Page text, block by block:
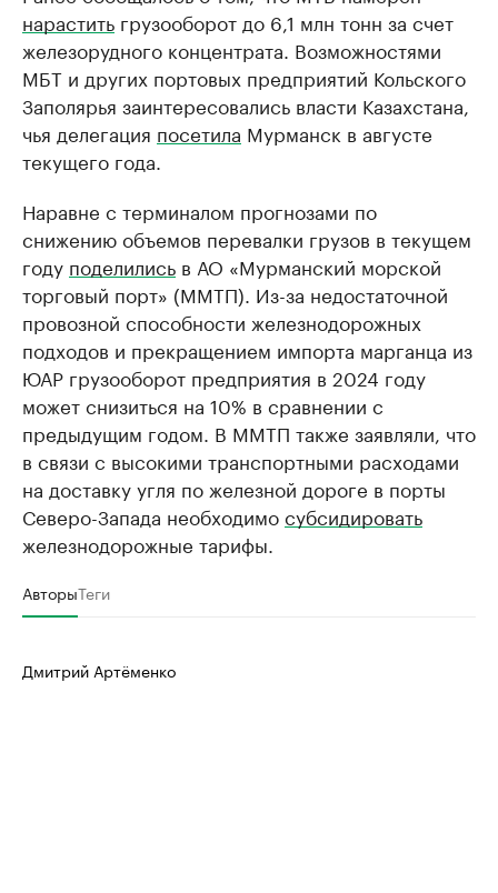
нарастить грузооборот до 6,1 млн тонн за счет
железорудного концентрата. Возможностями
МБТ и других портовых предприятий Кольского
Заполярья заинтересовались власти Казахстана,
чья делегация посетила Мурманск в августе
текущего года.
Наравне с терминалом прогнозами по
снижению объемов перевалки грузов в текущем
году поделились в АО «Мурманский морской
торговый порт» (ММТП). Из-за недостаточной
провозной способности железнодорожных
подходов и прекращением импорта марганца из
ЮАР грузооборот предприятия в 2024 году
может снизиться на 10% в сравнении с
предыдущим годом. В ММТП также заявляли, что
в связи с высокими транспортными расходами
на доставку угля по железной дороге в порты
Северо-Запада необходимосубсидировать
железнодорожные тарифы.
АвторыТеги
Дмитрий Артёменко